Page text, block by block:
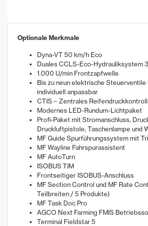
Optionale Merkmale
Dyna-VT 50 km/h Eco
Duales CCLS-Eco-Hydrauliksystem
1.000 U/min Frontzapfwelle
Bis zu neun elektrische
individuell anpassbar
CTIS − Zentrales
Modernes LED-Rundum-Lichtpaket
Profi-Paket mit Stromanschluss,
Druckluftpistole, Taschenlampe und
MF Guide Spurführungssystem mit
MF Wayline Fahrspurassistent
MF AutoTurn
ISOBUS TIM
Frontseitiger ISOBUS-Anschluss
MF Section Control und MF Rate
Teilbreiten / 5 Produkte)
MF Task Doc Pro
AGCO Next Farming FMIS
Terminal Fieldstar 5